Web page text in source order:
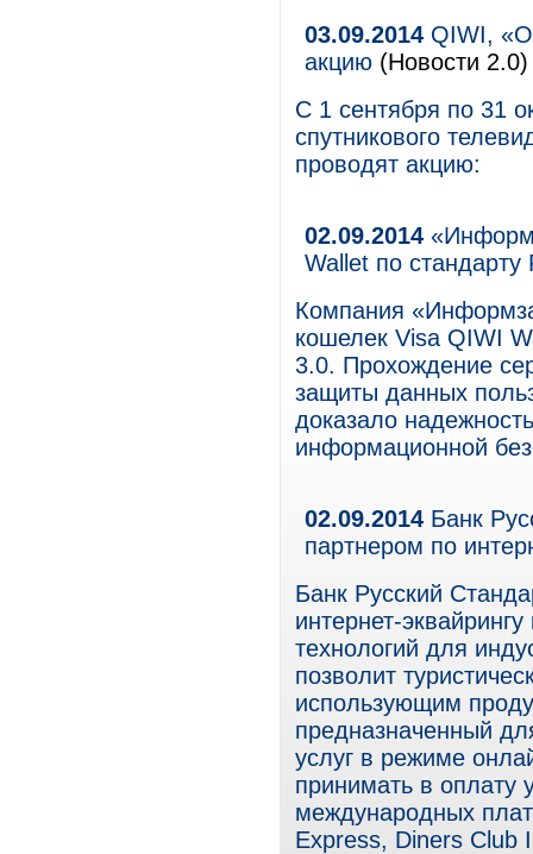
03.09.2014 QIWI,
акцию (Новости 2.0)
С 1 сентября по 31
спутникового
проводят акцию:
02.09.2014
Wallet по стандарту
Компания
кошелек Visa QIWI
3.0. Прохождение
защиты данных
доказало
информационной
02.09.2014 Банк
партнером по
Банк Русский
интернет-
технологий для
позволит
использующим
предназначенный
услуг в режиме
принимать в оплату
международных
Express, Diners Club